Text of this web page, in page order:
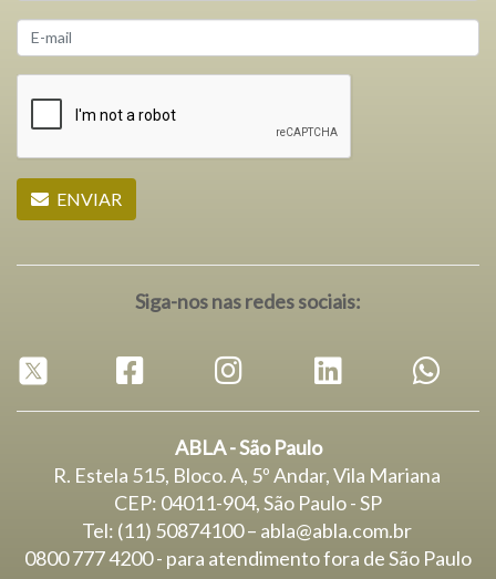
ENVIAR
Siga-nos nas redes sociais:
ABLA - São Paulo
R. Estela 515, Bloco. A, 5º Andar, Vila Mariana
CEP: 04011-904, São Paulo - SP
Tel: (11) 50874100 – abla@abla.com.br
0800 777 4200 - para atendimento fora de São Paulo